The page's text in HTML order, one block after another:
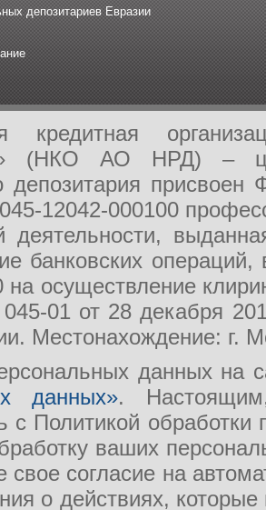
депозитариев Евразии
кредитная
(НКО АО НРД) –
депозитария
12042-000100
деятельности,
банковских
на осуществление
01 от 28 декабря
Местонахождение: г.
данных на
данных».
с Политикой
ваших
свое согласие на
о действиях,